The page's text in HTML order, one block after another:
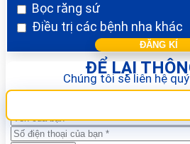
Bọc răng sứ
Điều trị các bệnh nha khác
ĐỂ LẠI
Chúng tôi sẽ liên hệ